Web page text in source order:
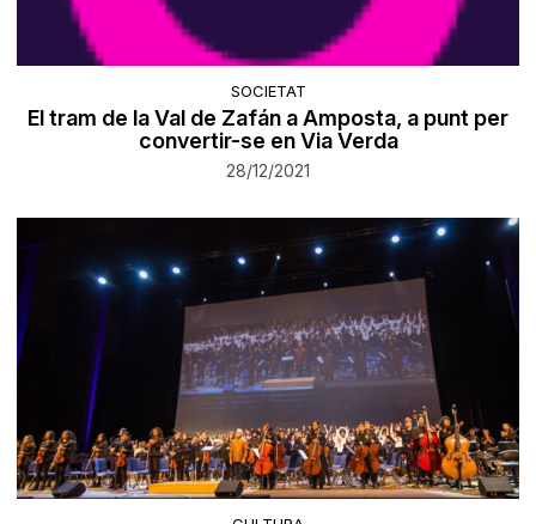
SOCIETAT
El tram de la Val de Zafán a Amposta, a punt per
convertir-se en Via Verda
28/12/2021